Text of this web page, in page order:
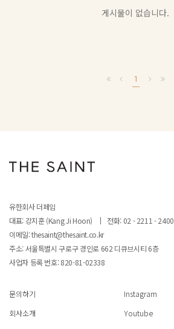
게시물이 없습니다.
1
유한회사 더페임
대표: 강지훈 (Kang Ji Hoon)
전화: 02 - 2211 - 2400
이메일: thesaint@thesaint.co.kr
주소: 서울특별시 구로구 경인로 662 디큐브시티 6층
사업자 등록 번호:820-81-02338
문의하기
회사소개
Instagram
Youtube